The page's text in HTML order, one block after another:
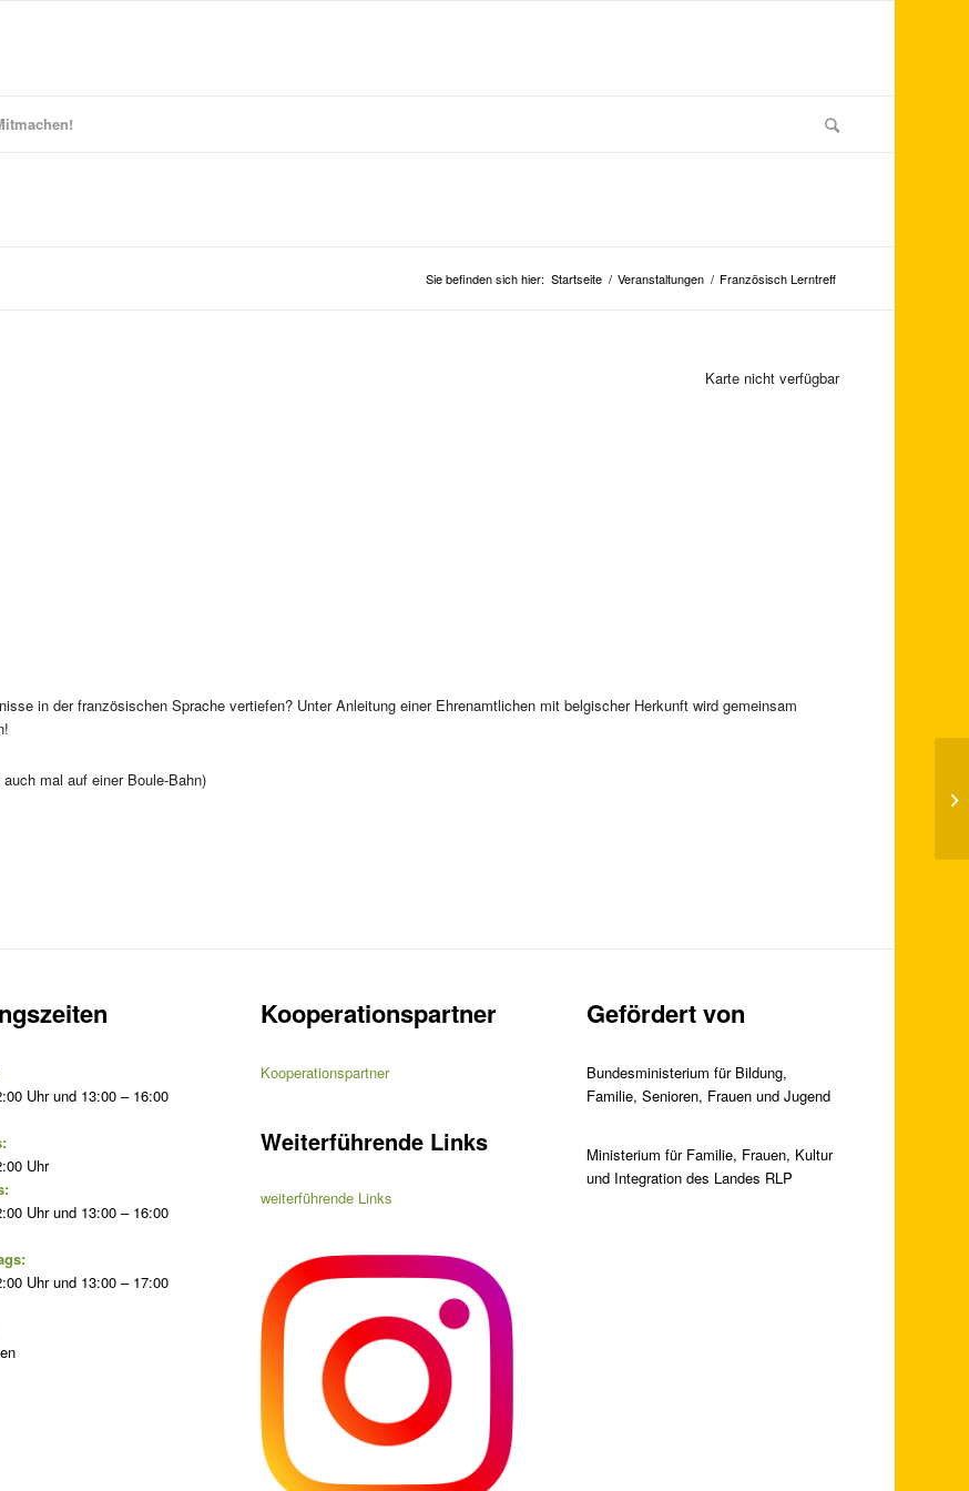
Sie befinden sich hier: Startseite / Veranstaltungen / Französisch Lerntreff
Karte nicht verfügbar
in der französischen Sprache vertiefen? Unter Anleitung einer Ehrenamtlichen mit belgischer Herkunft wird gemeinsam
mal auf einer Boule-Bahn)
Uhr und 13:00 – 16:00
Uhr
Uhr und 13:00 – 16:00
Uhr und 13:00 – 17:00
Kooperationspartner
Kooperationspartner
Weiterführende Links
weiterführende Links
Gefördert von
Bundesministerium für Bildung,
Familie, Senioren, Frauen und Jugend
Ministerium für Familie, Frauen, Kultur
und Integration des Landes RLP